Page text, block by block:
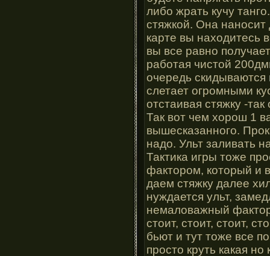
либо жрать кучу
стяжкой. Она наносит
карте вы находитесь
вы все равно
работая чистой
очередь
слетает огромными
отстаивая стяжку -
Так вот чем хорош 1
вышесказанного.
надо. Ульт заливать
Тактика игры тоже
фактором, который и
даем стяжку далее
нуждается ульт,
немаловажный
стоит, стоит, стоит,
бьют и тут тоже все
просто круть какая